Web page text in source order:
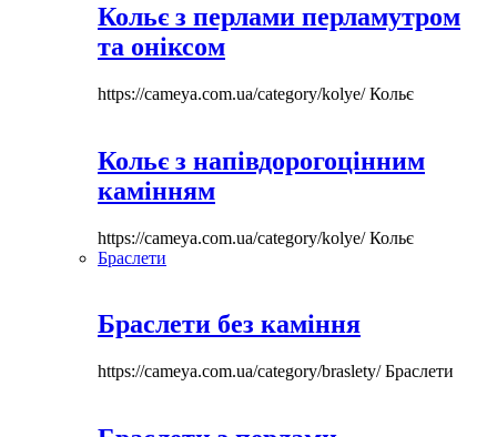
Кольє з перлами перламутром
та оніксом
https://cameya.com.ua/category/kolye/Кольє
Кольє з напівдорогоцінним
камінням
https://cameya.com.ua/category/kolye/Кольє
Браслети
Браслети без каміння
https://cameya.com.ua/category/braslety/Браслети